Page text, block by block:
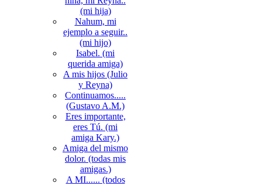
(mi hija)
Nahum, mi
ejemplo a seguir..
(mi hijo)
Isabel. (mi
querida amiga)
A mis hijos (Julio
y Reyna)
Continuamos.....
(Gustavo A.M.)
Eres importante,
eres Tú. (mi
amiga Kary.)
Amiga del mismo
dolor. (todas mis
amigas.)
A MI...... (todos